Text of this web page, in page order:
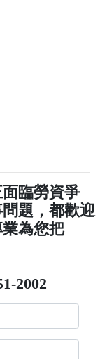
面臨勞資爭
題，都歡迎
為您把
2002